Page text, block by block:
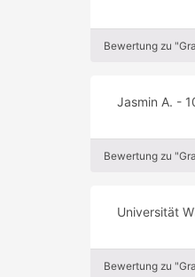
Bewertung zu
Jasmin A. -
Bewertung zu
Universität
Bewertung zu